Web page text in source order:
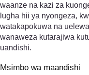
waanze na kazi za
lugha hii ya nyongeza,
watakapokuwa na
wanaweza kutarajiwa
uandishi.
Msimbo wa maandishi